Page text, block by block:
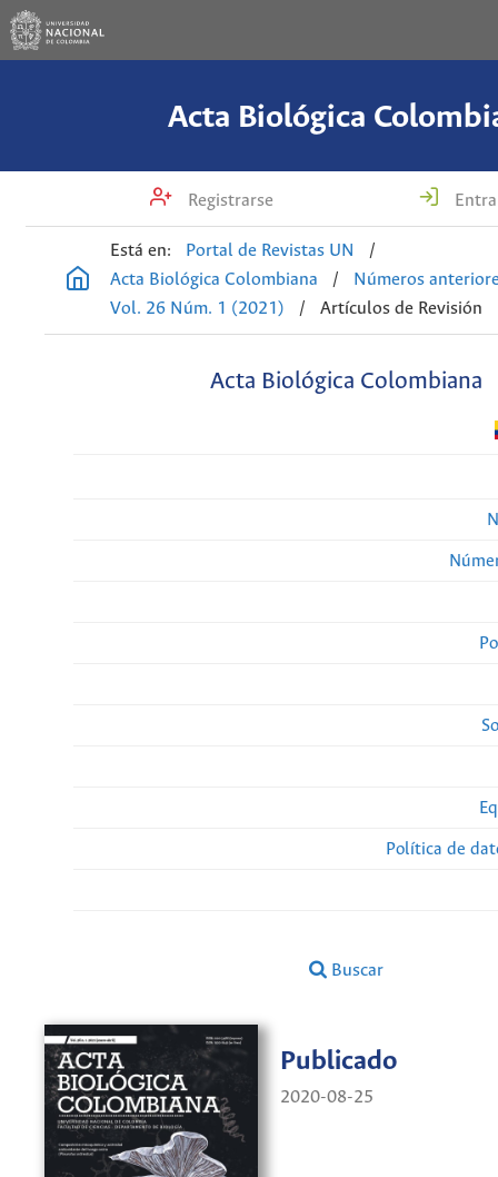
Acta Biológica
Registrarse
Está en: Portal de Revistas UN
/
Acta Biológica Colombiana
/
Números
Vol. 26 Núm. 1 (2021)
/ Artículos de Revisión
Acta Biológica Colombiana
Política de
Buscar
Publicado
2020-08-25